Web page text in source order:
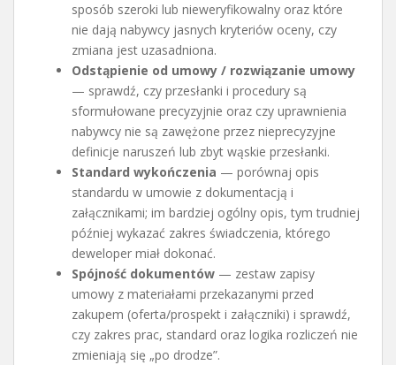
sposób szeroki lub nieweryfikowalny oraz które
nie dają nabywcy jasnych kryteriów oceny, czy
zmiana jest uzasadniona.
Odstąpienie od umowy / rozwiązanie umowy
— sprawdź, czy przesłanki i procedury są
sformułowane precyzyjnie oraz czy uprawnienia
nabywcy nie są zawężone przez nieprecyzyjne
definicje naruszeń lub zbyt wąskie przesłanki.
Standard wykończenia — porównaj opis
standardu w umowie z dokumentacją i
załącznikami; im bardziej ogólny opis, tym trudniej
później wykazać zakres świadczenia, którego
deweloper miał dokonać.
Spójność dokumentów — zestaw zapisy
umowy z materiałami przekazanymi przed
zakupem (oferta/prospekt i załączniki) i sprawdź,
czy zakres prac, standard oraz logika rozliczeń nie
zmieniają się „po drodze”.